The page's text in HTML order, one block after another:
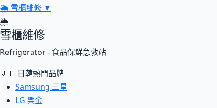
🌦 雪櫃維修 ▼
🌦
雪櫃維修
Refrigerator - 食品保鮮急救站
🇯🇵 日韓熱門品牌
Samsung 三星
LG 樂金